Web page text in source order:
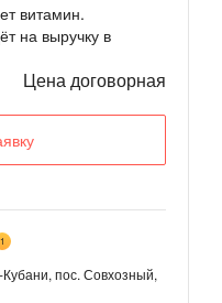
витамин.
на выручку в
Цена договорная
1
пос. Совхозный,